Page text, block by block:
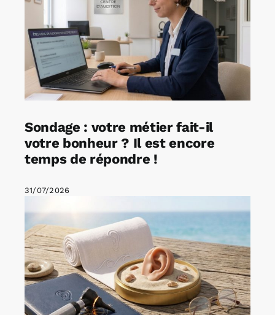
Sondage : votre métier fait-il
votre bonheur ? Il est encore
temps de répondre !
31/07/2026